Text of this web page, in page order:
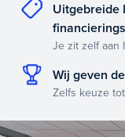
Uitgebreide
Je zit zelf aan
Wij geven
Zelfs keuze